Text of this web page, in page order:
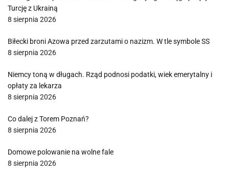
Turcję z Ukrainą
8 sierpnia 2026
Biłecki broni Azowa przed zarzutami o nazizm. W tle symbole SS
8 sierpnia 2026
Niemcy toną w długach. Rząd podnosi podatki, wiek emerytalny i
opłaty za lekarza
8 sierpnia 2026
Co dalej z Torem Poznań?
8 sierpnia 2026
Domowe polowanie na wolne fale
8 sierpnia 2026